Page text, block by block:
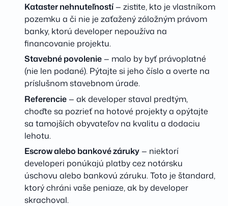
Kataster nehnuteľností— zistite, kto je vlastníkom
pozemku a či nie je zaťažený záložným právom
banky, ktorú developer nepoužíva na
financovanie projektu.
Stavebné povolenie— malo by byť právoplatné
(nie len podané). Pýtajte si jeho číslo a overte na
príslušnom stavebnom úrade.
Referencie— ak developer staval predtým,
choďte sa pozrieť na hotové projekty a opýtajte
sa tamojších obyvateľov na kvalitu a dodaciu
lehotu.
Escrow alebo bankové záruky— niektorí
developeri ponúkajú platby cez notársku
úschovu alebo bankovú záruku. Toto je štandard,
ktorý chráni vaše peniaze, ak by developer
skrachoval.